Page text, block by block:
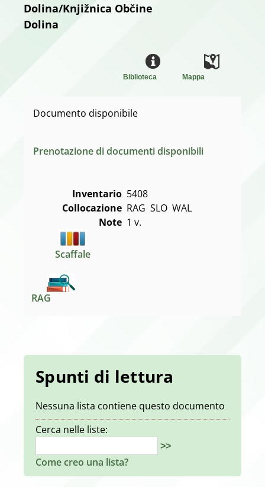
Dolina/Knjižnica Občine
Dolina
Mappa
Biblioteca
Documento disponibile
Prenotazione di documenti disponibili
Inventario 5408
Collocazione RAG  SLO  WAL
Note 1 v.
Scaffale
RAG
Spunti di lettura
Nessuna lista contiene questo documento
Cerca nelle liste:
>>
Come creo una lista?